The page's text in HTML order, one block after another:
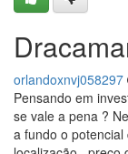
orlandoxnvj058297
Pensando em
se vale a pena ?
a fundo o